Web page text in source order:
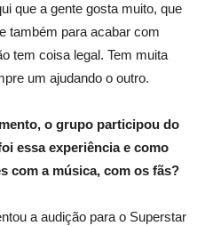
que a gente gosta muito, que
também para acabar com
tem coisa legal. Tem muita
um ajudando o outro.
o grupo participou do
essa experiência e como
com a música, com os fãs?
a audição para o Superstar